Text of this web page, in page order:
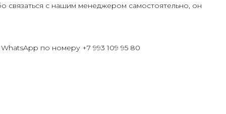
связаться с нашим менеджером самостоятельно, он
по номеру +7 993 109 95 80